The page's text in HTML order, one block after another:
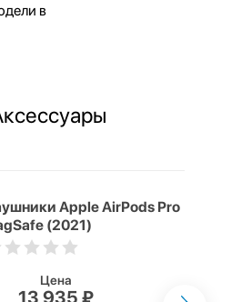
в
Apple AirPods Pro
(2021)
Цена
13 935 ₽